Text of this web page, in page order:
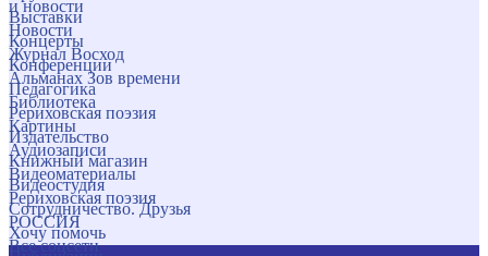
и новости
Новости
Журнал Восход
Альманах Зов времени
Библиотека
Картины
Аудиозаписи
Видеоматериалы
Рериховская поэзия
РОССИЯ
Все соцсети
Выставки
Концерты
Конференции
Педагогика
Рериховская поэзия
Издательство
Книжный магазин
Видеостудия
Сотрудничество. Друзья
Хочу помочь